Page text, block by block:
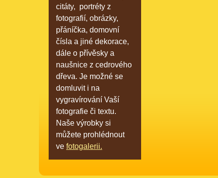
citáty, portréty z
fotografií, obrázky,
přáníčka, domovní
čísla a jiné dekorace,
dále o přívěsky a
naušnice z cedrového
dřeva. Je možné se
domluvit i na
vygravírování Vaší
fotografie či textu.
Naše výrobky si
můžete prohlédnout
ve fotogalerii.